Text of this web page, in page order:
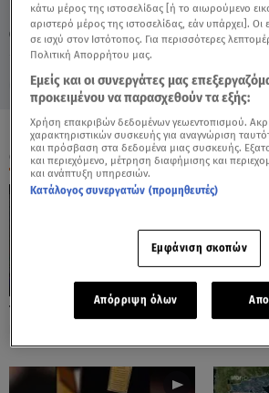
Παρασκευή 7 Αυγούστου 2026
05.06.26, 22:07 ΚΟΣΜΟΣ
ΟΛΑ ΤΑ ΒΙΝΤΕΟ
Το Star Στο Κέντρο Πολιτικής
Τραμπ
κάτω μέρος της ιστοσελίδας [ή το αιωρούμενο
αριστερό μέρος της ιστοσελίδας, εάν υπάρχει]. Οι
σε ισχύ στον Ιστότοπος. Για περισσότερες
Πολιτική Απορρήτου μας.
Εμείς και οι συνεργάτες μας
προκειμένου να παρασχεθούν τα εξής:
Χρήση επακριβών δεδομένων γεωεντοπισμού.
χαρακτηριστικών συσκευής για αναγνώριση
και πρόσβαση στα δεδομένα μιας συσκευής.
και περιεχόμενο, μέτρηση διαφήμισης και
και ανάπτυξη υπηρεσιών.
Κατάλογος συνεργατών (προμηθευτές)
Εμφάνιση σκοπών
Απόρριψη όλων